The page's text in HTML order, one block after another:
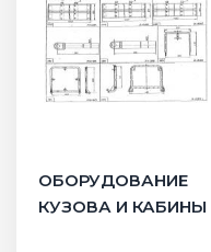
ОБОРУДОВАНИЕ
КУЗОВА И КАБИНЫ